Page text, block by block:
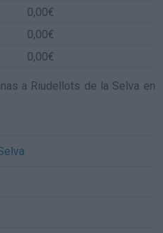
0,00€
0,00€
0,00€
a Riudellots de la Selva en